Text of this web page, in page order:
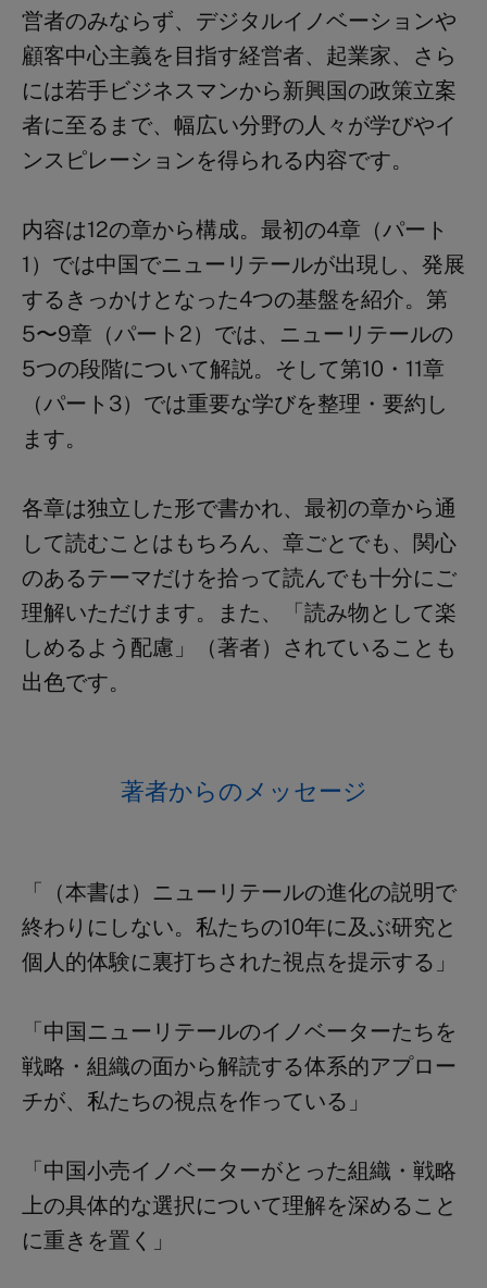
営者のみならず、デジタルイノベーションや
顧客中心主義を目指す経営者、起業家、さら
には若手ビジネスマンから新興国の政策立案
者に至るまで、幅広い分野の人々が学びやイ
ンスピレーションを得られる内容です。
内容は12の章から構成。最初の4章（パート
1）では中国でニューリテールが出現し、発展
するきっかけとなった4つの基盤を紹介。第
5〜9章（パート2）では、ニューリテールの
5つの段階について解説。そして第10・11章
（パート3）では重要な学びを整理・要約し
ます。
各章は独立した形で書かれ、最初の章から通
して読むことはもちろん、章ごとでも、関心
のあるテーマだけを拾って読んでも十分にご
理解いただけます。また、「読み物として楽
しめるよう配慮」（著者）されていることも
出色です。
著者からのメッセージ
「（本書は）ニューリテールの進化の説明で
終わりにしない。私たちの10年に及ぶ研究と
個人的体験に裏打ちされた視点を提示する」
「中国ニューリテールのイノベーターたちを
戦略・組織の面から解読する体系的アプロー
チが、私たちの視点を作っている」
「中国小売イノベーターがとった組織・戦略
上の具体的な選択について理解を深めること
に重きを置く」